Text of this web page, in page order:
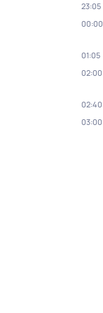
23:05
00:00
01:05
02:00
02:40
03:00